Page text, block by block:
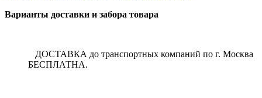
Варианты доставки и забора товара
ДОСТАВКА до транспортных компаний по г. Москва
БЕСПЛАТНА.